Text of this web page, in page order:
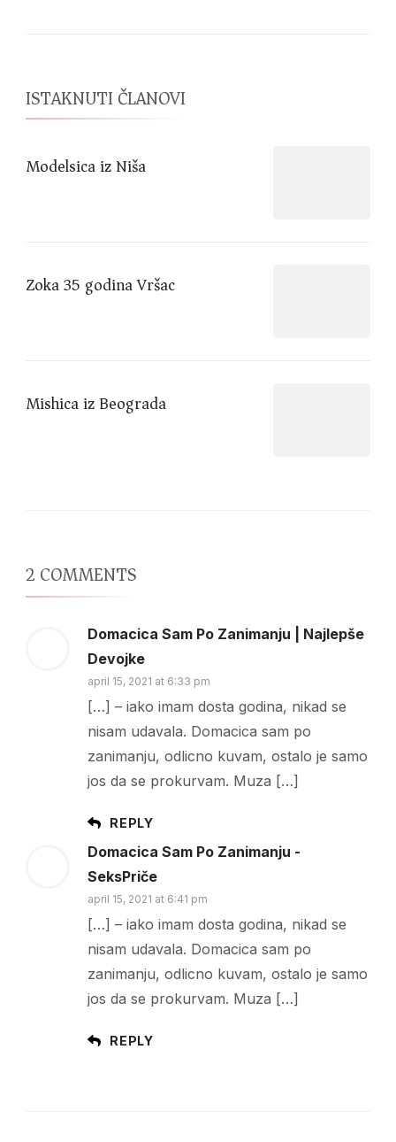
ISTAKNUTI ČLANOVI
Modelsica iz Niša
Zoka 35 godina Vršac
Mishica iz Beograda
2 COMMENTS
Domacica Sam Po Zanimanju | Najlepše
Devojke
april 15, 2021 at 6:33 pm
[…] – iako imam dosta godina, nikad se
nisam udavala. Domacica sam po
zanimanju, odlicno kuvam, ostalo je samo
jos da se prokurvam. Muza […]
REPLY
Domacica Sam Po Zanimanju -
SeksPriče
april 15, 2021 at 6:41 pm
[…] – iako imam dosta godina, nikad se
nisam udavala. Domacica sam po
zanimanju, odlicno kuvam, ostalo je samo
jos da se prokurvam. Muza […]
REPLY